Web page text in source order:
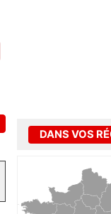
DANS VOS